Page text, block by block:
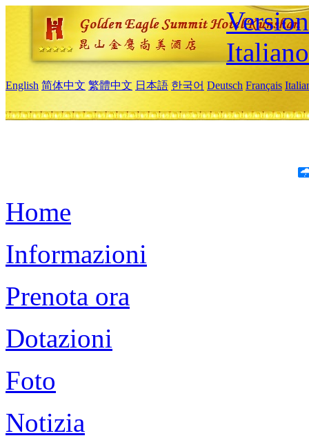
Italiano
English 简体中文 繁體中文 日本語 한국어 Deutsch Français
Home
Informazioni
Prenota ora
Dotazioni
Foto
Notizia